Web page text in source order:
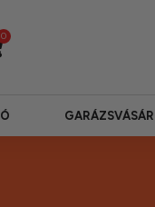
0
GARÁZSVÁSÁR